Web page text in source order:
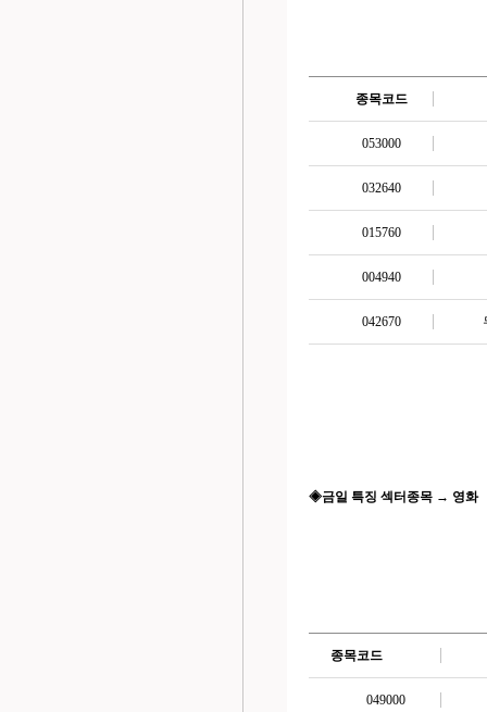
종목코드
053000
032640
015760
004940
042670
◈금일 특징 섹터종목 → 영화
종목코드
049000